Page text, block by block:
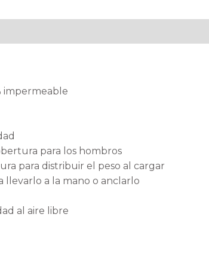
impermeable
para los hombros
para distribuir el peso al cargar
llevarlo a la mano o anclarlo
al aire libre